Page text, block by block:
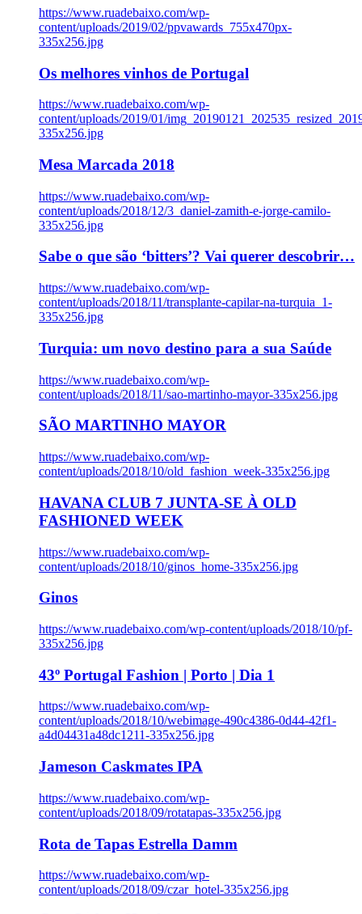
https://www.ruadebaixo.com/wp-
content/uploads/2019/02/ppvawards_755x470px-
335x256.jpg
Os melhores vinhos de Portugal
https://www.ruadebaixo.com/wp-
content/uploads/2019/01/
335x256.jpg
Mesa Marcada 2018
https://www.ruadebaixo.com/wp-
content/uploads/2018/12/3_daniel-zamith-e-jorge-camilo-
335x256.jpg
Sabe o que são ‘bitters’? Vai querer descobrir…
https://www.ruadebaixo.com/wp-
content/uploads/2018/11/transplante-capilar-na-turquia_1-
335x256.jpg
Turquia: um novo destino para a sua Saúde
https://www.ruadebaixo.com/wp-
content/uploads/2018/11/sao-martinho-mayor-335x256.jpg
SÃO MARTINHO MAYOR
https://www.ruadebaixo.com/wp-
content/uploads/2018/10/old_fashion_week-335x256.jpg
HAVANA CLUB 7 JUNTA-SE À OLD
FASHIONED WEEK
https://www.ruadebaixo.com/wp-
content/uploads/2018/10/ginos_home-335x256.jpg
Ginos
https://www.ruadebaixo.com/wp-content/uploads/2018/10/pf-
335x256.jpg
43º Portugal Fashion | Porto | Dia 1
https://www.ruadebaixo.com/wp-
content/uploads/2018/10/webimage-490c4386-0d44-42f1-
a4d04431a48dc1211-335x256.jpg
Jameson Caskmates IPA
https://www.ruadebaixo.com/wp-
content/uploads/2018/09/rotatapas-335x256.jpg
Rota de Tapas Estrella Damm
https://www.ruadebaixo.com/wp-
content/uploads/2018/09/czar_hotel-335x256.jpg